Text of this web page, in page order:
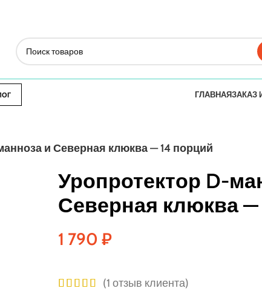
ГЛАВНАЯЗАКАЗ
и Северная клюква — 14 порций
Уропротектор D-
Северная клюква —
1 790 ₽
(1 отзыв клиента)